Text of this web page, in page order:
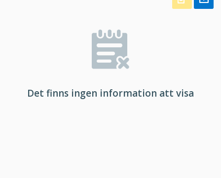
Det finns ingen information att visa